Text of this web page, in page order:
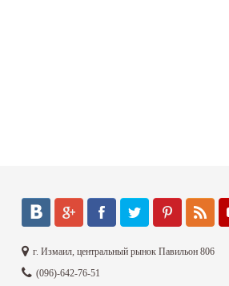
г. Измаил, центральный рынок Павильон 806
(096)-642-76-51